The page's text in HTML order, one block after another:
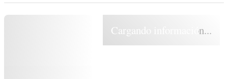
Cargando información...